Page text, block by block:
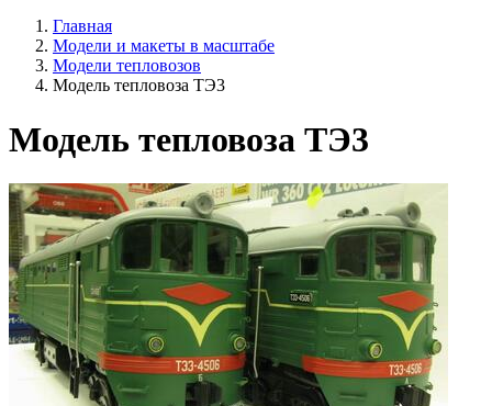
Главная
Модели и макеты в масштабе
Модели тепловозов
Модель тепловоза ТЭ3
Модель тепловоза ТЭ3